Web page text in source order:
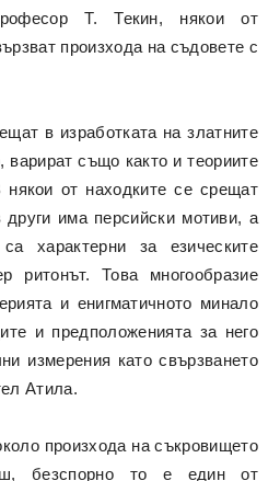
Т. Текин, някои от
произхода на съдовете с
в изработката на златните
също както и теориите
някои от находките се срещат
други има персийски мотиви, а
характерни за езическите
ритонът. Това многообразие
и енигматичното минало
и предположенията за него
измерения като свързването
Атила.
произхода на съкровището
безспорно то е един от